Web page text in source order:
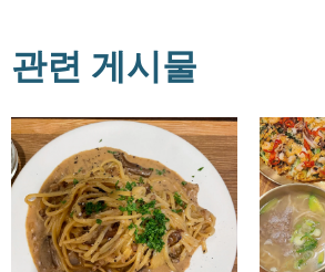
관련 게시물